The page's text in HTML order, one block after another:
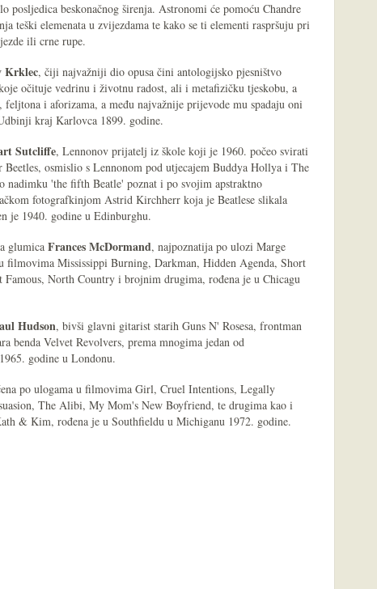
beskonačnog širenja. Astronomi će pomoću Chandre
teški elemenata u zvijezdama te kako se ti elementi raspršuju pri
ili crne rupe.
Krklec, čiji najvažniji dio opusa čini antologijsko pjesništvo
očituje vedrinu i životnu radost, ali i metafizičku tjeskobu, a
i aforizama, a među najvažnije prijevode mu spadaju oni
kraj Karlovca 1899. godine.
Sutcliffe, Lennonov prijatelj iz škole koji je 1960. počeo svirati
osmislio s Lennonom pod utjecajem Buddya Hollya i The
nadimku 'the fifth Beatle' poznat i po svojim apstraktno
fotografkinjom Astrid Kirchherr koja je Beatlese slikala
je 1940. godine u Edinburghu.
glumica Frances McDormand, najpoznatija po ulozi Marge
filmovima Mississippi Burning, Darkman, Hidden Agenda, Short
Famous, North Country i brojnim drugima, rođena je u Chicagu
Hudson, bivši glavni gitarist starih Guns N' Rosesa, frontman
benda Velvet Revolvers, prema mnogima jedan od
godine u Londonu.
po ulogama u filmovima Girl, Cruel Intentions, Legally
The Alibi, My Mom's New Boyfriend, te drugima kao i
& Kim, rođena je u Southfieldu u Michiganu 1972. godine.